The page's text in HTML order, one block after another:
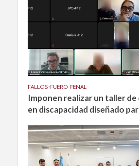
FALLOS•FUERO PENAL
Imponen realizar un taller
en discapacidad diseñado